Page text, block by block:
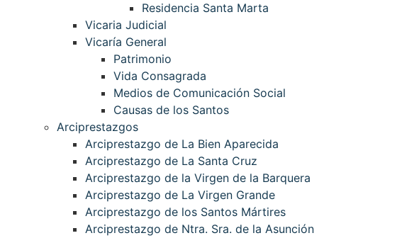
Residencia Santa Marta
Vicaria Judicial
Vicaría General
Patrimonio
Vida Consagrada
Medios de Comunicación Social
Causas de los Santos
Arciprestazgos
Arciprestazgo de La Bien Aparecida
Arciprestazgo de La Santa Cruz
Arciprestazgo de la Virgen de la Barquera
Arciprestazgo de La Virgen Grande
Arciprestazgo de los Santos Mártires
Arciprestazgo de Ntra. Sra. de la Asunción